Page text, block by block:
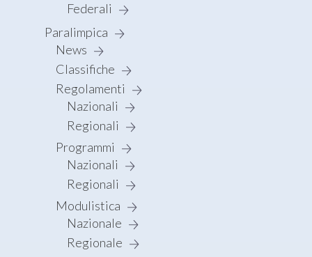
Federali
Paralimpica
News
Classifiche
Regolamenti
Nazionali
Regionali
Programmi
Nazionali
Regionali
Modulistica
Nazionale
Regionale